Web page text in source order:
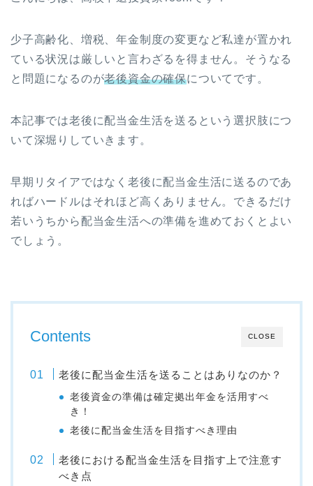
少子高齢化、増税、年金制度の変更など私達が置かれ
ている状況は厳しいと言わざるを得ません。そうなる
と問題になるのが老後資金の確保についてです。
本記事では老後に配当金生活を送るという選択肢につ
いて深堀りしていきます。
早期リタイアではなく老後に配当金生活に送るのであ
ればハードルはそれほど高くありません。できるだけ
若いうちから配当金生活への準備を進めておくとよい
でしょう。
CLOSE
Contents
老後に配当金生活を送ることはありなのか？
老後資金の準備は確定拠出年金を活用すべ
き！
老後に配当金生活を目指すべき理由
老後における配当金生活を目指す上で注意す
べき点